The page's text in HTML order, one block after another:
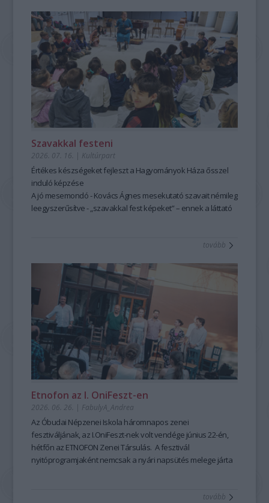
Szavakkal festeni
2026. 07. 16. | Kultúrpart
Értékes készségeket fejleszt a Hagyományok Háza ősszel
induló képzése
A jó mesemondó - Kovács Ágnes mesekutató szavait némileg
leegyszerűsítve - „szavakkal fest képeket” – ennek a láttató
mesemondás nemcsak művészi élményt ad, hanem
magabiztosabb megszólaláshoz, fellépéshez, segíti az
előadói, pedagógusi jelenlétet, fejleszti a meggyőző, hiteles
kommunikációt is – olyan készségeket, amelyek digitális
korunkban is hangsúlyozottan értékesek. Ehhez nyújt
nagyszerű lehetőséget az idén 25 éves Hagyományok Háza
ősszel induló képzése, mely pedagógusok és
közművelődési szakemberek számára kínál elmélyült
szakmai és gyakorlati tudást a szövegfolklór tanulásáról és
tanításának módszertanáról.
Évi
a
Hagyományok
Házában
-
tovább
Etnofon az I. OniFeszt-en
2026. 06. 26. | FabulyA_Andrea
Az Óbudai Népzenei Iskola háromnapos zenei
fesztiváljának, az I.OniFeszt-nek volt vendége június 22-én,
hétfőn az ETNOFON Zenei Társulás. A fesztivál
nyitóprogramjaként nemcsak a nyári napsütés melege járta
tovább